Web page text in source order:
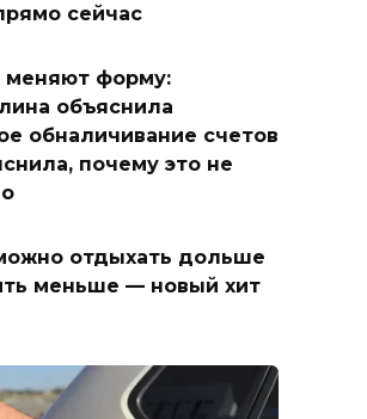
сейчас
меняют форму:
объяснила
обналичивание счетов
почему это не
отдыхать дольше
меньше — новый хит